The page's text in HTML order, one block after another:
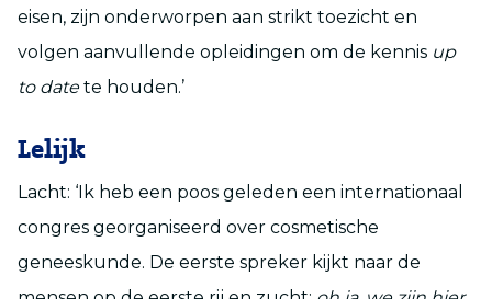
eisen, zijn onderworpen aan strikt toezicht en
volgen aanvullende opleidingen om de kennis up
to datete houden.’
Lelijk
Lacht: ‘Ik heb een poos geleden een internationaal
congres georganiseerd over cosmetische
geneeskunde. De eerste spreker kijkt naar de